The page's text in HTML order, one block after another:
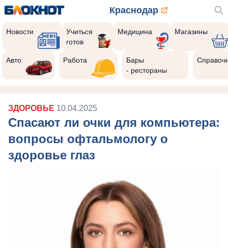
Краснодар
Новости
Учиться
готов
Медицина Магазины
Авто Работа
Бары
- рестораны
ЗДОРОВЬЕ 10.04.2025
Спасают ли очки для компьютера:
вопросы офтальмологу о
здоровье глаз